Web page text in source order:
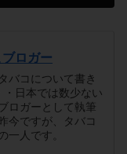
ロガー
タバコについて書き
日本では数少ない
ロガーとして執筆
今ですが、タバコ
一人です。